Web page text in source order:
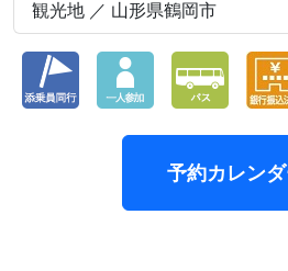
観光地 ／ 山形県鶴岡市
予約カレン